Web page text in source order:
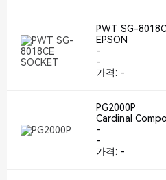
PWT SG-
EPSON
-
-
가격: -
PG2000P
Cardinal
-
-
가격: -